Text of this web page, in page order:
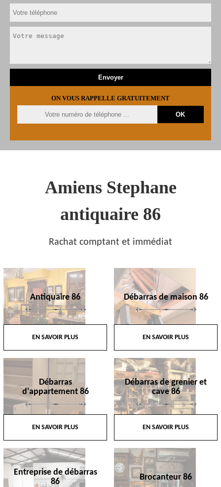
ON VOUS RAPPELLE GRATUITEMENT
Amiens Stephane
antiquaire 86
Rachat comptant et immédiat
Antiquaire 86
EN SAVOIR PLUS
Débarras de maison 86
EN SAVOIR PLUS
Débarras
d'appartement 86
EN SAVOIR PLUS
Débarras de grenier et
cave 86
EN SAVOIR PLUS
Entreprise de débarras
86
Brocanteur 86